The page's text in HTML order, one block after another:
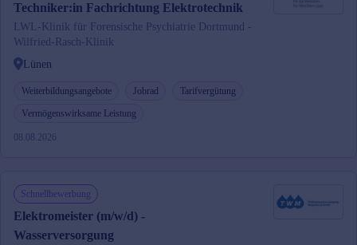
Techniker:in Fachrichtung Elektrotechnik
LWL-Klinik für Forensische Psychiatrie Dortmund -
Wilfried-Rasch-Klinik
Lünen
Weiterbildungsangebote Jobrad
Tarifvergütung
Vermögenswirksame Leistung
08.08.2026
Schnellbewerbung
Elektromeister (m/w/d) -
Wasserversorgung